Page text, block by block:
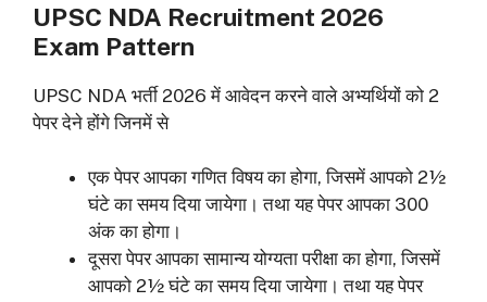
UPSC NDA Recruitment 2026
Exam Pattern
UPSC NDA भर्ती 2026 में आवेदन करने वाले अभ्यर्थियों को 2
पेपर देने होंगे जिनमें से
एक पेपर आपका गणित विषय का होगा, जिसमें आपको 2½
घंटे का समय दिया जायेगा। तथा यह पेपर आपका 300
अंक का होगा।
दूसरा पेपर आपका सामान्य योग्यता परीक्षा का होगा, जिसमें
आपको 2½ घंटे का समय दिया जायेगा। तथा यह पेपर